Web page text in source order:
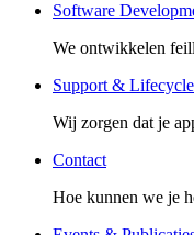
Software
We ontwikkelen
Support &
Wij zorgen dat je
Contact
Hoe kunnen we je